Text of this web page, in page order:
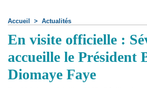
Accueil > Actualités
En visite officielle :
accueille le Président
Diomaye Faye